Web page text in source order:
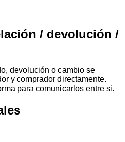
/ devolución /
devolución o cambio se
y comprador directamente.
para comunicarlos entre si.